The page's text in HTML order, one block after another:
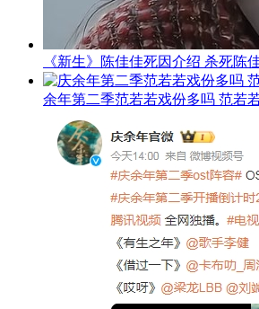
《新生》陈佳佳死因介绍 杀死陈
余年第二季范若若戏份多吗 范若